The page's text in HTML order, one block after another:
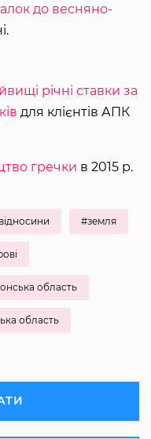
до весняно-
річні ставки за
для клієнтів АПК
гречки в 2015 р.
#земля
область
область